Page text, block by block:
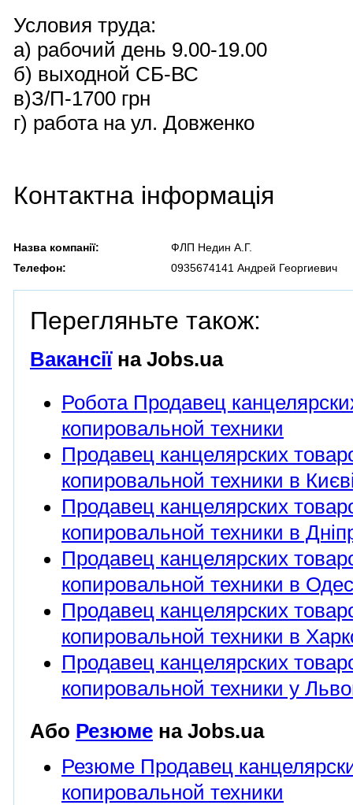
Условия труда:
а) рабочий день 9.00-19.00
б) выходной СБ-ВС
в)З/П-1700 грн
г) работа на ул. Довженко
Контактна інформація
Назва компанії:
ФЛП Недин А.Г.
Телефон:
0935674141 Андрей Георгиевич
Перегляньте також:
Вакансіїна Jobs.ua
Робота Продавец
копировальной техники
Продавец канцелярских
копировальной техники в
Продавец канцелярских
копировальной техники в
Продавец канцелярских
копировальной техники в
Продавец канцелярских
копировальной техники в
Продавец канцелярских
копировальной техники у
Або Резюме на Jobs.ua
Резюме Продавец
копировальной техники